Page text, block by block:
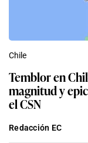
Chile
Temblor en
magnitud y
el CSN
Redacción EC